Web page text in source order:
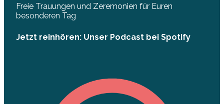
Freie Trauungen und Zeremonien für Euren
besonderen Tag
Jetzt reinhören: Unser Podcast bei Spotify